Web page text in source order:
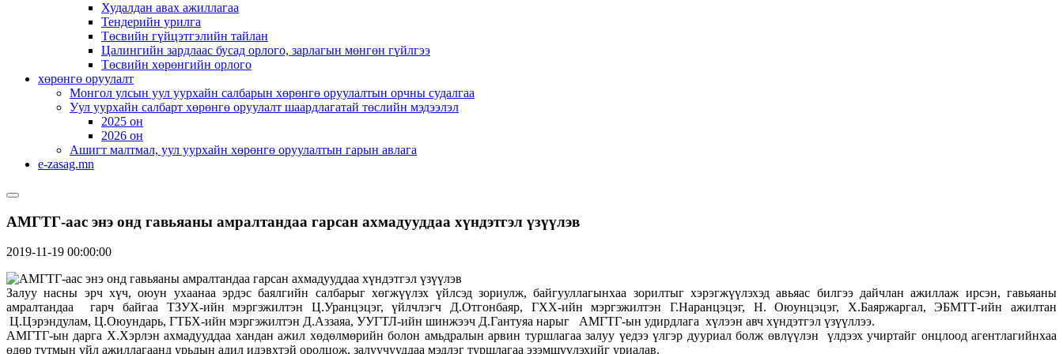
Худалдан авах ажиллагаа
Тендерийн урилга
Төсвийн гүйцэтгэлийн тайлан
Цалингийн зардлаас бусад орлого, зарлагын мөнгөн гүйлгээ
Төсвийн хөрөнгийн орлого
хөрөнгө оруулалт
Монгол улсын уул уурхайн салбарын хөрөнгө оруулалтын орчны судалгаа
Уул уурхайн салбарт хөрөнгө оруулалт шаардлагатай төслийн мэдээлэл
2025 он
2026 он
Ашигт малтмал, уул уурхайн хөрөнгө оруулалтын гарын авлага
e-zasag.mn
АМГТГ-аас энэ онд гавьяаны амралтандаа гарсан ахмадууддаа хүндэтгэл үзүүлэв
2019-11-19 00:00:00
Залуу насны эрч хүч, оюун ухаанаа эрдэс баялгийн салбарыг хөгжүүлэх үйлсэд зориулж, байгууллагынхаа зорилтыг хэрэгжүүлэхэд авьяас билгээ дайчлан ажиллаж ирсэн, гавьяаны
амралтандаа гарч байгаа ТЗУХ-ийн мэргэжилтэн Ц.Уранцэцэг, үйлчлэгч Д.Отгонбаяр, ГХХ-ийн мэргэжилтэн Г.Наранцэцэг, Н. Оюунцэцэг, Х.Баяржаргал, ЭБМТТ-ийн ажилтан
Ц.Цэрэндулам, Ц.Оюундарь, ГТБХ-ийн мэргэжилтэн Д.Аззаяа, УУГТЛ-ийн шинжээч Д.Гантуяа нарыг АМГТГ-ын удирдлага хүлээн авч хүндэтгэл үзүүллээ.
АМГТГ-ын дарга Х.Хэрлэн ахмадууддаа хандан ажил хөдөлмөрийн болон амьдралын арвин туршлагаа залуу үедээ үлгэр дууриал болж өвлүүлэн үлдээх учиртайг онцлоод агентлагийнхаа
өдөр тутмын үйл ажиллагаанд урьдын адил идэвхтэй оролцож, залуучууддаа мэдлэг туршлагаа эзэмшүүлэхийг уриалав.